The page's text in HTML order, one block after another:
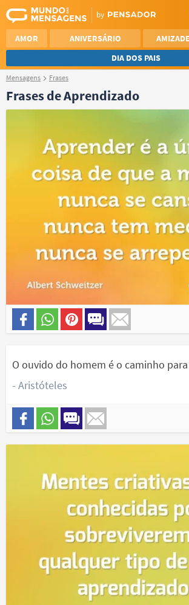
AMOR ANIVERSÁRIO AMIZADE
DIA DOS PAIS
REFLEXÃO
SAUDADE
NAMORO
Mensagens Frases
Frases de Aprendizado
O ouvido do homem é o caminho
- Aristóteles